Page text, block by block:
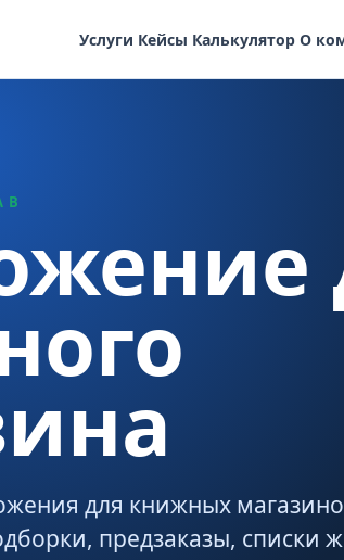
Услуги Кейсы Калькулятор О
В
для книжных
предзаказы, списки